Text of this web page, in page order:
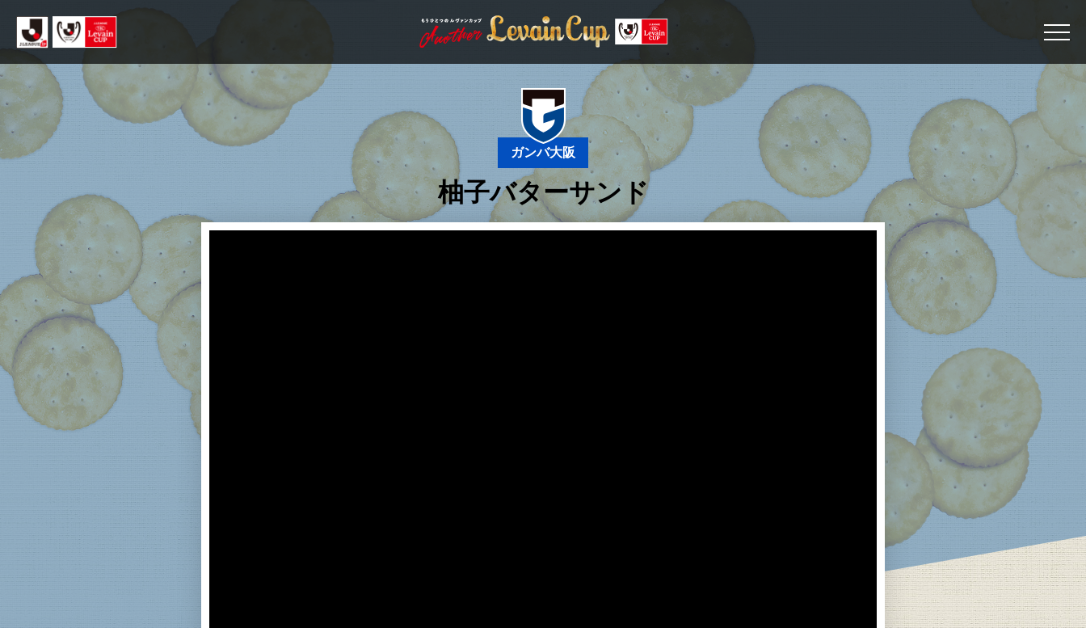
ガンバ大阪
柚子バターサンド